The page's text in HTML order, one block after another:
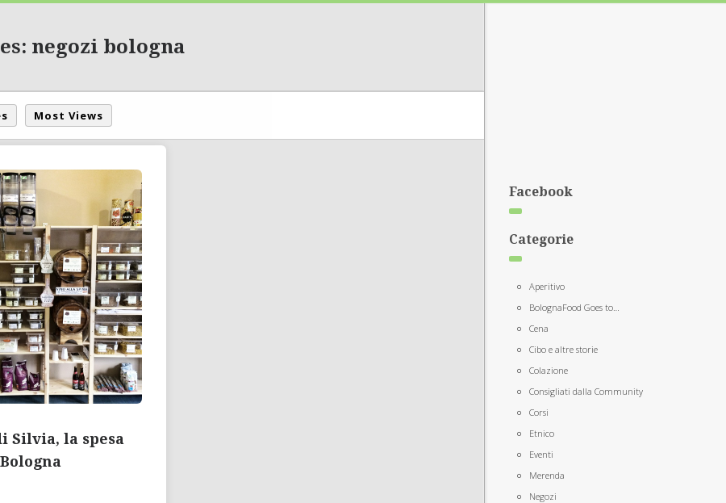
negozi bologna
Most Views
Silvia, la spesa
Facebook
Categorie
Aperitivo
BolognaFood Goes to…
Cena
Cibo e altre storie
Colazione
Consigliati dalla Community
Corsi
Etnico
Eventi
Merenda
Negozi